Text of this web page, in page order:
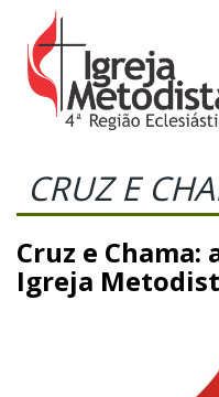
CRUZ E
Cruz e
Igreja